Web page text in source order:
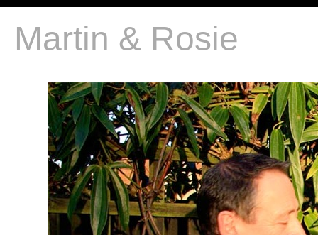
Martin & Rosie